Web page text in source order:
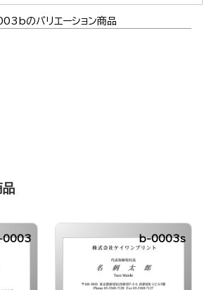
のバリエーション商品
品
0003 b-0003s